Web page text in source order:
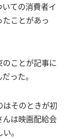
ての消費者イ
ことがあっ
ことが記事に
った。
そのときが初
は映画配給会
。